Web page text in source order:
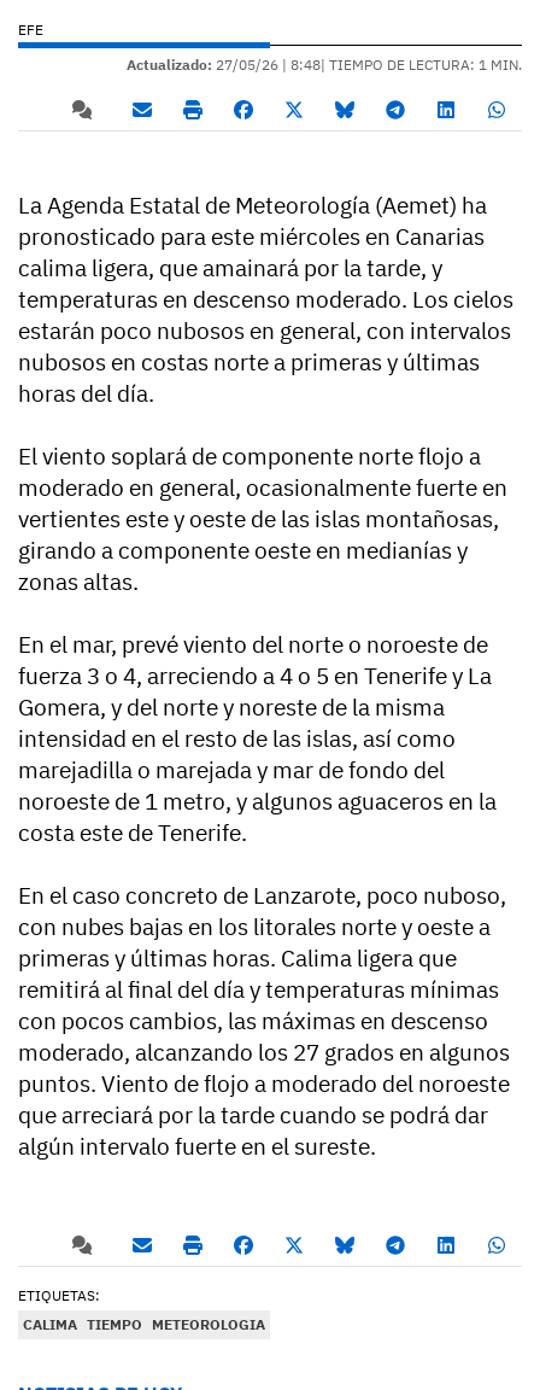
EFE
Actualizado: 27/05/26 | 8:48| TIEMPO DE LECTURA: 1 MIN.
La Agenda Estatal de Meteorología (Aemet) ha
pronosticado para este miércoles en Canarias
calima ligera, que amainará por la tarde, y
temperaturas en descenso moderado. Los cielos
estarán poco nubosos en general, con intervalos
nubosos en costas norte a primeras y últimas
horas del día.
El viento soplará de componente norte flojo a
moderado en general, ocasionalmente fuerte en
vertientes este y oeste de las islas montañosas,
girando a componente oeste en medianías y
zonas altas.
En el mar, prevé viento del norte o noroeste de
fuerza 3 o 4, arreciendo a 4 o 5 en Tenerife y La
Gomera, y del norte y noreste de la misma
intensidad en el resto de las islas, así como
marejadilla o marejada y mar de fondo del
noroeste de 1 metro, y algunos aguaceros en la
costa este de Tenerife.
En el caso concreto de Lanzarote, poco nuboso,
con nubes bajas en los litorales norte y oeste a
primeras y últimas horas. Calima ligera que
remitirá al final del día y temperaturas mínimas
con pocos cambios, las máximas en descenso
moderado, alcanzando los 27 grados en algunos
puntos. Viento de flojo a moderado del noroeste
que arreciará por la tarde cuando se podrá dar
algún intervalo fuerte en el sureste.
ETIQUETAS:
CALIMA TIEMPO METEOROLOGIA